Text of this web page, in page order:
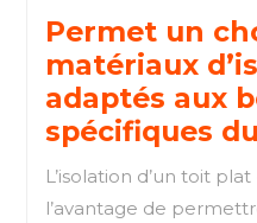
Permet un
matériaux
adaptés aux
spécifiques
L’isolation d’un toit
l’avantage de